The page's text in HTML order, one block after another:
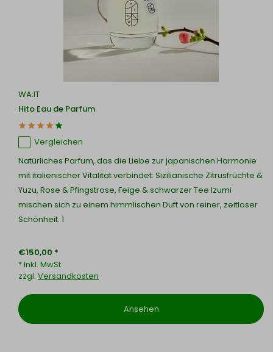
WA:IT
Hito Eau de Parfum
Vergleichen
Natürliches Parfum, das die Liebe zur japanischen Harmonie
mit italienischer Vitalität verbindet: Sizilianische Zitrusfrüchte &
Yuzu, Rose & Pfingstrose, Feige & schwarzer Tee Izumi
mischen sich zu einem himmlischen Duft von reiner, zeitloser
Schönheit. 1
€150,00 *
* Inkl. MwSt.
zzgl. Versandkosten
Ansehen